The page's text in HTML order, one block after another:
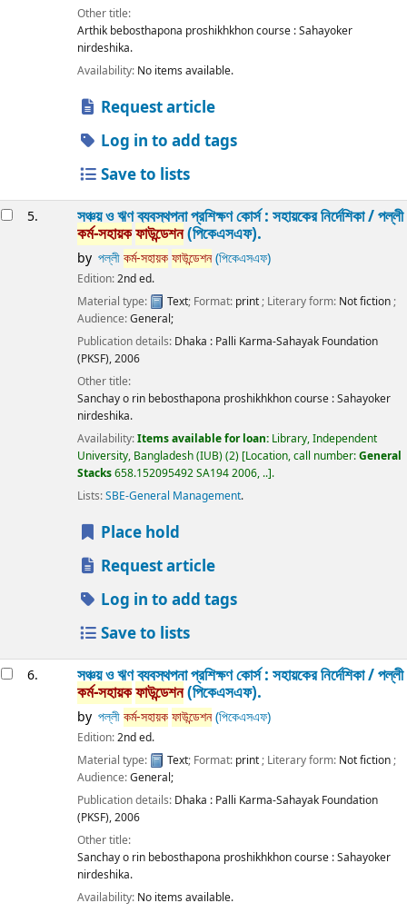
Other title:
Arthik bebosthapona proshikhkhon course : Sahayoker
nirdeshika.
Availability: No items available.
Request article
Log in to add tags
Save to lists
5. সঞ্চয় ও ঋণ ব্যবস্থপনা প্রশিক্ষণ কোর্স : সহায়কের নির্দেশিকা /পল্লী
কর্ম-সহায়কফাউন্ডেশন(পিকেএসএফ).
by পল্লীকর্ম-সহায়কফাউন্ডেশন(পিকেএসএফ)
Edition:2nd ed.
Material type:
Text; Format: print; Literary form: Not fiction;
Audience:General;
Publication details: Dhaka : Palli Karma-Sahayak Foundation
(PKSF),2006
Other title:
Sanchay o rin bebosthapona proshikhkhon course : Sahayoker
nirdeshika.
Availability:Items available for loan: Library, Independent
University, Bangladesh (IUB)(2) Location, call number:General
Stacks658.152095492 SA194 2006, .. .
Lists:SBE-General Management.
Place hold
Request article
Log in to add tags
Save to lists
6. সঞ্চয় ও ঋণ ব্যবস্থপনা প্রশিক্ষণ কোর্স : সহায়কের নির্দেশিকা /পল্লী
কর্ম-সহায়কফাউন্ডেশন(পিকেএসএফ).
by পল্লীকর্ম-সহায়কফাউন্ডেশন(পিকেএসএফ)
Edition:2nd ed.
Material type:
Text; Format: print; Literary form: Not fiction;
Audience:General;
Publication details: Dhaka : Palli Karma-Sahayak Foundation
(PKSF),2006
Other title:
Sanchay o rin bebosthapona proshikhkhon course : Sahayoker
nirdeshika.
Availability: No items available.